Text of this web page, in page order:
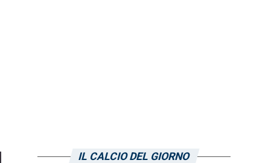
IL CALCIO DEL GIORNO